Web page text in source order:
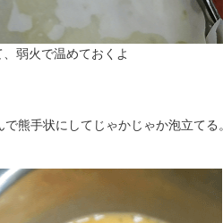
弱火で温めておくよ
熊手状にしてじゃかじゃか泡立てる。